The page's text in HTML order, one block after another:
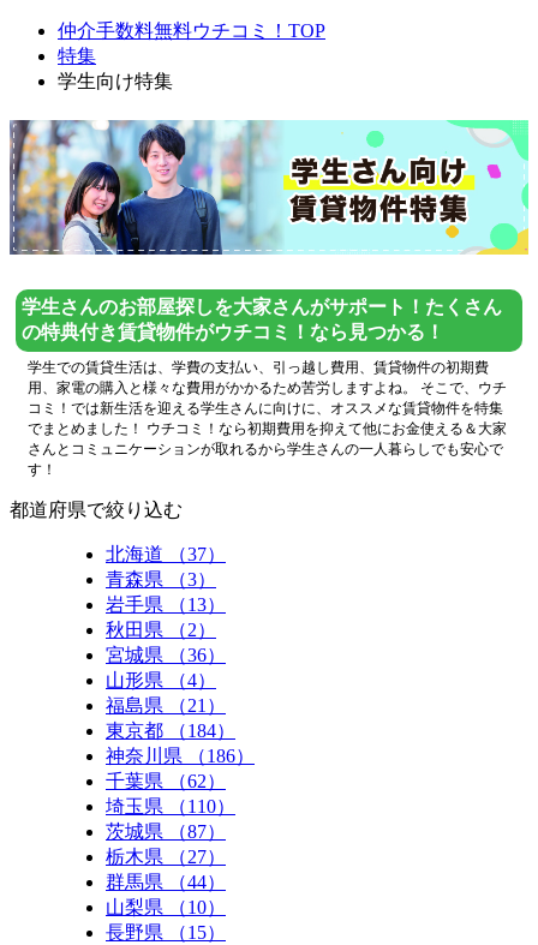
仲介手数料無料ウチコミ！TOP
特集
学生向け特集
学生さんのお部屋探しを大家さんがサポート！たくさん
の特典付き賃貸物件がウチコミ！なら見つかる！
学生での賃貸生活は、学費の支払い、引っ越し費用、賃貸物件の初期費
用、家電の購入と様々な費用がかかるため苦労しますよね。 そこで、ウチ
コミ！では新生活を迎える学生さんに向けに、オススメな賃貸物件を特集
でまとめました！ ウチコミ！なら初期費用を抑えて他にお金使える＆大家
さんとコミュニケーションが取れるから学生さんの一人暮らしでも安心で
す！
都道府県で絞り込む
北海道 （37）
青森県 （3）
岩手県 （13）
秋田県 （2）
宮城県 （36）
山形県 （4）
福島県 （21）
東京都 （184）
神奈川県 （186）
千葉県 （62）
埼玉県 （110）
茨城県 （87）
栃木県 （27）
群馬県 （44）
山梨県 （10）
長野県 （15）